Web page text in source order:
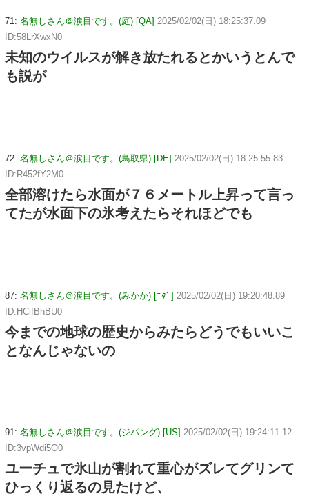
71: 名無しさん＠涙目です。(庭) [QA] 2025/02/02(日) 18:25:37.09
ID:58LrXwxN0
未知のウイルスが解き放たれるとかいうとんで
も説が
72: 名無しさん＠涙目です。(鳥取県) [DE] 2025/02/02(日) 18:25:55.83
ID:R452fY2M0
全部溶けたら水面が７６メートル上昇って言っ
てたが水面下の氷考えたらそれほどでも
87: 名無しさん＠涙目です。(みかか) [ﾆﾀﾞ] 2025/02/02(日) 19:20:48.89
ID:HCifBhBU0
今までの地球の歴史からみたらどうでもいいこ
となんじゃないの
91: 名無しさん＠涙目です。(ジパング) [US] 2025/02/02(日) 19:24:11.12
ID:3vpWdi5O0
ユーチュで氷山が割れて重心がズレてグリンて
ひっくり返るの見たけど、